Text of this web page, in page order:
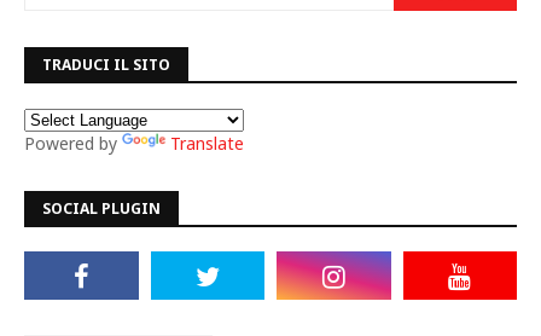
TRADUCI IL SITO
Powered by Translate
SOCIAL PLUGIN